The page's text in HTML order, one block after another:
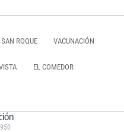
ROQUE VACUNACIÓN
EL COMEDOR